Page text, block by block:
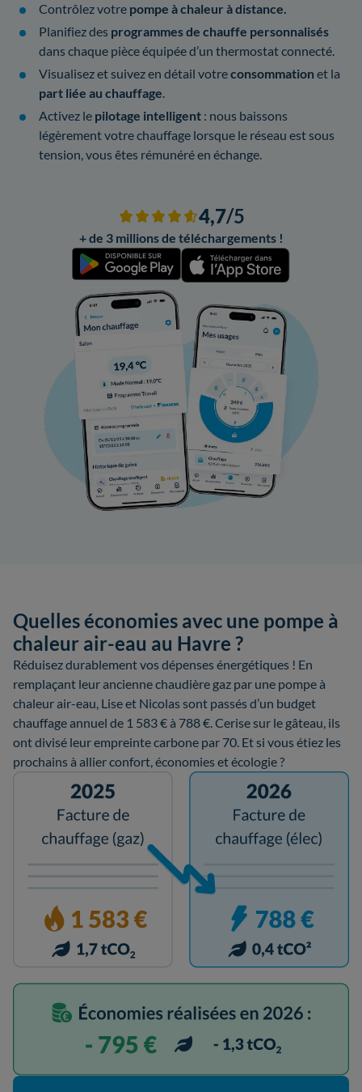
Contrôlez votre pompe à chaleur à distance.
Planifiez des programmes de chauffe personnalisés
dans chaque pièce équipée d’un thermostat connecté.
Visualisez et suivez en détail votreconsommation et la
part liée au chauffage.
Activez le pilotage intelligent : nous baissons
légèrement votre chauffage lorsque le réseau est sous
tension, vous êtes rémunéré en échange.
4,7/5
+ de 3 millions de téléchargements !
Quelles économies avec une pompe à
chaleur air-eau au Havre ?
Réduisez durablement vos dépenses énergétiques ! En
remplaçant leur ancienne chaudière gaz par une pompe à
chaleur air-eau, Lise et Nicolas sont passés d’un budget
chauffage annuel de 1 583 € à 788 €. Cerise sur le gâteau, ils
ont divisé leur empreinte carbone par 70. Et si vous étiez les
prochains à allier confort, économies et écologie ?